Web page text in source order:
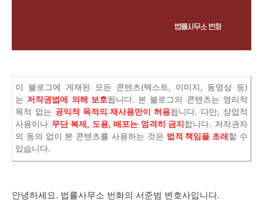
이 블로그에 게재된 모든 콘텐츠(텍스트, 이미지, 동영상 등)
는 저작권법에 의해 보호됩니다. 본 블로그의 콘텐츠는 영리적
목적 없는 공익적 목적의 재사용만이 허용됩니다. 다만, 상업적
사용이나 무단 복제, 도용, 배포는 엄격히 금지합니다. 저작권자
의 동의 없이 본 콘텐츠를 사용하는 것은 법적 책임을 초래할 수
있습니다.
안녕하세요. 법률사무소 번화의 서준범 변호사입니다.